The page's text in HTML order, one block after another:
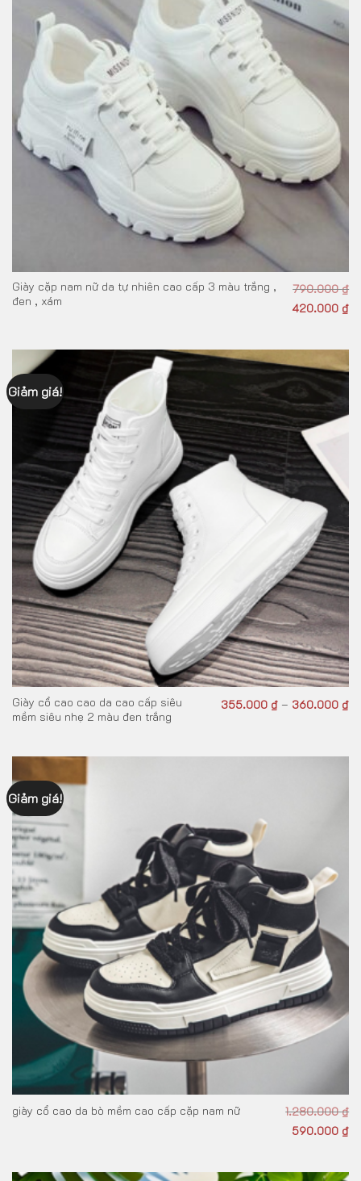
Giày cặp nam nữ da tự nhiên cao cấp 3 màu trắng ,
đen , xám
790.000₫
420.000 ₫
Giảm giá!
Giày cổ cao cao da cao cấp siêu
mềm siêu nhẹ 2 màu đen trắng
355.000 ₫ – 360.000 ₫
Giảm giá!
giày cổ cao da bò mềm cao cấp cặp nam nữ 1.280.000₫
590.000 ₫